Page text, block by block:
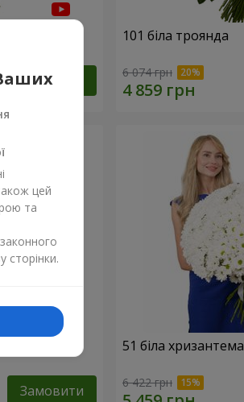
Замовити
101 біла троянда
6 074 грн
Замовити
51 біла хризантема
6 422 грн
цей
та
сторінки.